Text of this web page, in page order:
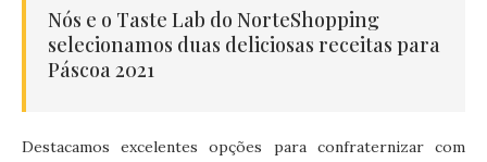
Nós e o Taste Lab do NorteShopping
selecionamos duas deliciosas receitas para
Páscoa 2021
Destacamos excelentes opções para confraternizar com